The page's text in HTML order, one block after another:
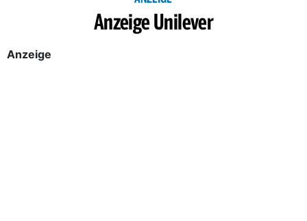
Anzeige Unilever
Anzeige